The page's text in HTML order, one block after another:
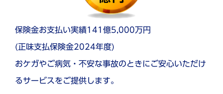
保険金お支払い実績141億5,000万円
(正味支払保険金2024年度)
おケガやご病気・不安な事故のときにご安心いただけ
るサービスをご提供します。